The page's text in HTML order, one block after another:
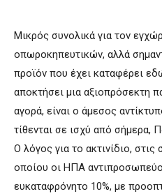
Μικρός συνολικά για τον
οπωροκηπευτικών, αλλά
προϊόν που έχει καταφέρει
αποκτήσει μια αξιοπρόσεκτη
αγορά, είναι ο άμεσος
τίθενται σε ισχύ από σήμερα,
Ο λόγος για το ακτινίδιο,
οποίου οι ΗΠΑ
ευκαταφρόνητο 10%, με